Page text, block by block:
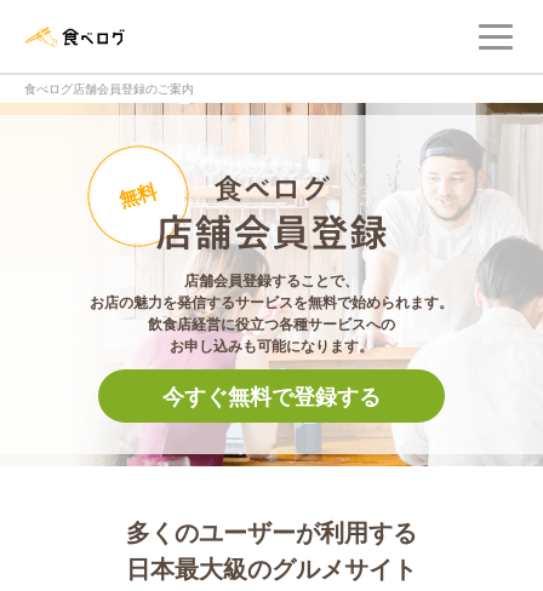
食べログ店舗会員登録のご案内
食べログ店舗会員
無料
店舗会員登録することで、
お店の魅力を発信するサービスを無料で始められます。
飲食店経営に役立つ各種サービスへの
お申し込みも可能になります。
今すぐ無料で登録する
多くのユーザーが利用する
日本最大級のグルメサイト